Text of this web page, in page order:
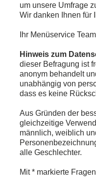
um unsere Umfrage
Wir danken Ihnen für
Ihr Menüservice Team
Hinweis zum
dieser Befragung ist
anonym behandelt
unabhängig von
dass es keine
Aus Gründen der
gleichzeitige
männlich, weiblich
alle Geschlechter.
Mit * markierte